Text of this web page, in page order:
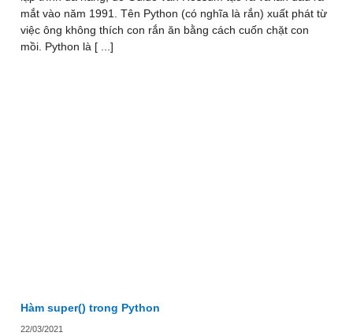
mắt vào năm 1991. Tên Python (có nghĩa là rắn) xuất phát từ
việc ông không thích con rắn ăn bằng cách cuốn chặt con
mồi. Python là [ ...]
Hàm super() trong Python
22/03/2021